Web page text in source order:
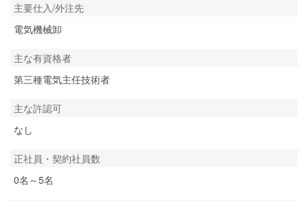
主要仕入/外注先
電気機械卸
主な有資格者
第三種電気主任技術者
主な許認可
なし
正社員・契約社員数
0名～5名